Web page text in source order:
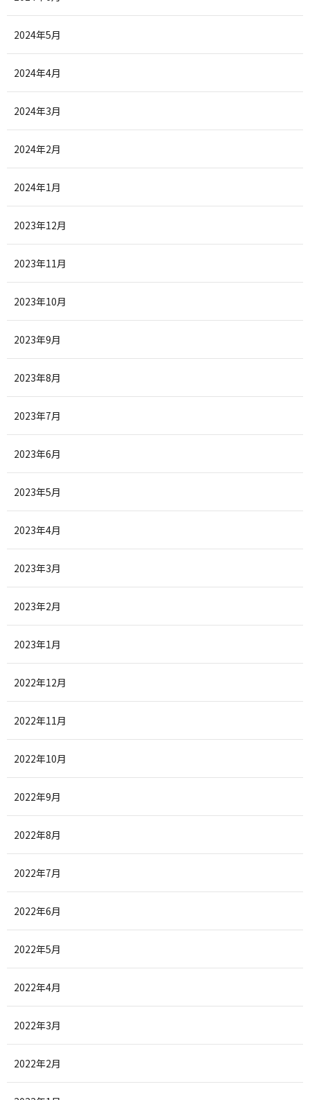
2024年5月
2024年4月
2024年3月
2024年2月
2024年1月
2023年12月
2023年11月
2023年10月
2023年9月
2023年8月
2023年7月
2023年6月
2023年5月
2023年4月
2023年3月
2023年2月
2023年1月
2022年12月
2022年11月
2022年10月
2022年9月
2022年8月
2022年7月
2022年6月
2022年5月
2022年4月
2022年3月
2022年2月